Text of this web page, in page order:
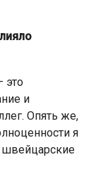
это
и
Опять же,
я
швейцарские